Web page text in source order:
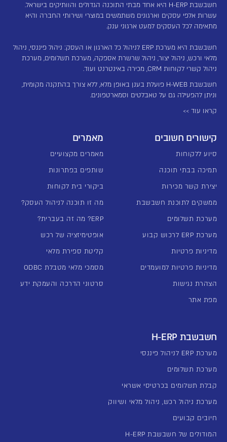
חשבשבת H-ERP היא אחד מבתי התוכנה הגדולים והוותיקים בישראל.
עשרות אלפי עסקים וארגונים משתמשים במוצרי ושירותי החברה והיא
מתאימה לכל העסקים למעט ארגוני ענק.
חשבשבת היא מערכת ERP לניהול כל הארגון או העסק: ניהול פיננסי, ניהול
מלאי ורכש, ניהול יצור, ניהול שרשרת אספקה, מערכת תשלומים, מערכת
ניהול קשרי לקוחות CRM, מכירה באינטרנט ועוד.
חשבשבת H-WEB פועלת בענן באופן מלא, ללא צורך בהתקנה מקומית,
וניתן להפעילה גם על טאבלטים וסמארטפונים.
קראו עוד >>
קישורים חשובים
סיוע ללקוחות
תמיכה בבתי תוכנה
יצירת קשר מכירות
ממשקים לתוכנת חשבשבת
מערכת תשלומים
מערכת ERP לרכוש קבוע
מדיניות פרטיות
מדיניות פרטיות למועמדים
הצהרת נגישות
מפת אתר
מאמרים
מאמרים מקצועיים
שותפים בפתרונות
ביקורי בית לקוחות
מה זו תוכנה לניהול העסק?
ERP? מה זה בעברית?
אופטימיזציה של רכש
קליטת ספירת מלאי
מסמכי מלאי מטבלת ODBC
סרטוני הדרכה והעמקת ידע
חשבשבת H-ERP
מערכת ERP לניהול פיננסי
מערכת תשלומים
קבלת תשלומים בכרטיסי אשראי
מערכת ניהול רכש, ניהול מלאי ושיווק
חיובים קבועים
המודולים של חשבשבת H-ERP